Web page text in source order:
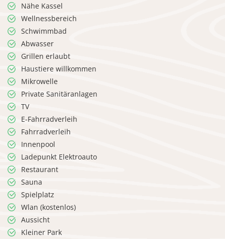
Nähe Kassel
Wellnessbereich
Schwimmbad
Abwasser
Grillen erlaubt
Haustiere willkommen
Mikrowelle
Private Sanitäranlagen
TV
E-Fahrradverleih
Fahrradverleih
Innenpool
Ladepunkt Elektroauto
Restaurant
Sauna
Spielplatz
Wlan (kostenlos)
Aussicht
Kleiner Park